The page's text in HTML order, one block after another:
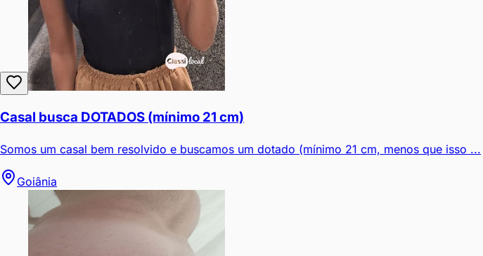
Casal busca DOTADOS (mínimo 21 cm)
Somos um casal bem resolvido e buscamos um dotado (mínimo 21 cm, menos que isso ...
Goiânia